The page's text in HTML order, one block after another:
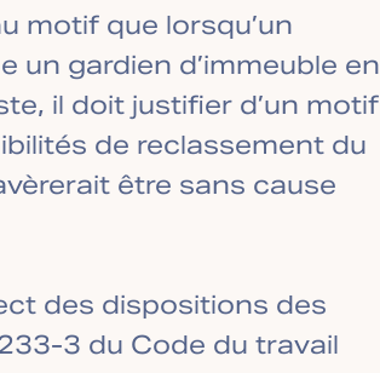
motif que lorsqu’un
gardien d’immeuble en
il doit justifier d’un motif
de reclassement du
être sans cause
des dispositions des
3 du Code du travail